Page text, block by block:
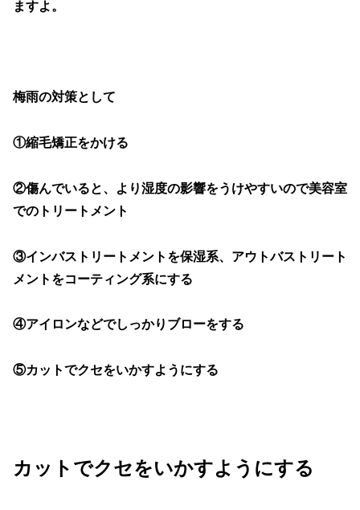
ますよ。
梅雨の対策として
①縮毛矯正をかける
②傷んでいると、より湿度の影響をうけやすいので美容室
でのトリートメント
③インバストリートメントを保湿系、アウトバストリート
メントをコーティング系にする
④アイロンなどでしっかりブローをする
⑤カットでクセをいかすようにする
カットでクセをいかすようにする